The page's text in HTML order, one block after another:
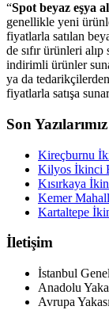
“Spot beyaz eşya
genellikle yeni
fiyatlarla satılan
de sıfır ürünleri
indirimli ürünler
ya da
fiyatlarla satışa sunar
Son Yazılarımız
Kireçburnu
Kilyos İkinci
Kısırkaya
Kemer
Kartaltepe
İletişim
İstanbul
Anadolu
Avrupa